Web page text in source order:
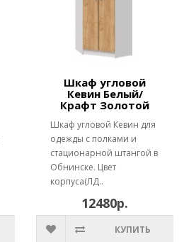
Шкаф угловой
Кевин Белый/
Крафт Золотой
Шкаф угловой Кевин для
одежды с полками и
стационарной штангой в
Обнинске. Цвет
корпуса(ЛД..
12480р.
КУПИТЬ